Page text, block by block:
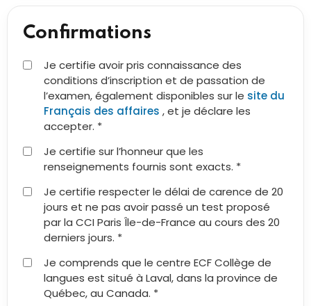
Confirmations
Je certifie avoir pris connaissance des
conditions d’inscription et de passation de
l’examen, également disponibles sur le site du
Français des affaires , et je déclare les
accepter. *
Je certifie sur l’honneur que les
renseignements fournis sont exacts. *
Je certifie respecter le délai de carence de 20
jours et ne pas avoir passé un test proposé
par la CCI Paris Île-de-France au cours des 20
derniers jours. *
Je comprends que le centre ECF Collège de
langues est situé à Laval, dans la province de
Québec, au Canada. *